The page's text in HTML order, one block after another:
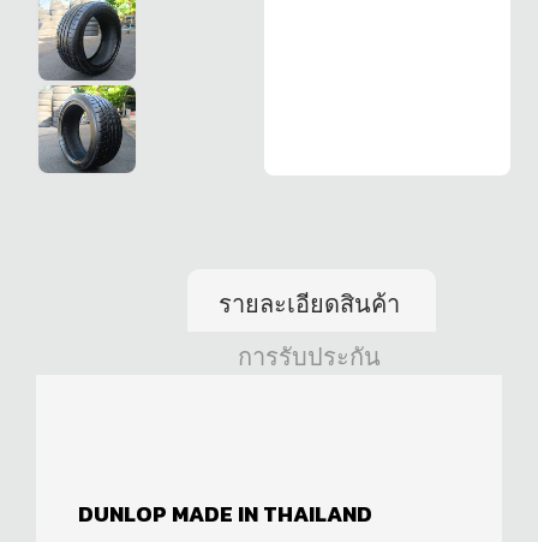
รายละเอียดสินค้า
การรับประกัน
DUNLOP MADE IN THAILAND